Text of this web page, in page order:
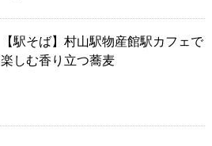
【駅そば】村山駅物産館駅カフェで
楽しむ香り立つ蕎麦